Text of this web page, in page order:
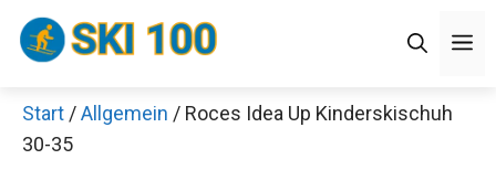
Zum
Inhalt
Start /Allgemein / Roces Idea Up Kinderskischuh
30-35